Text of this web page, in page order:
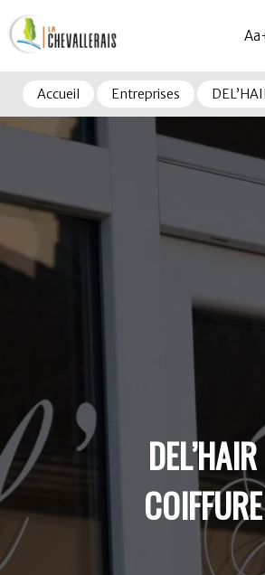
Accueil Entreprises
DEL’HAIR
COIFFURE